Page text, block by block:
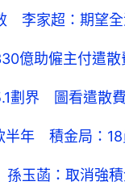
李家超：期望
億助僱主付遣
劃界 圖看遣散
半年 積金局：
玉菡：取消強